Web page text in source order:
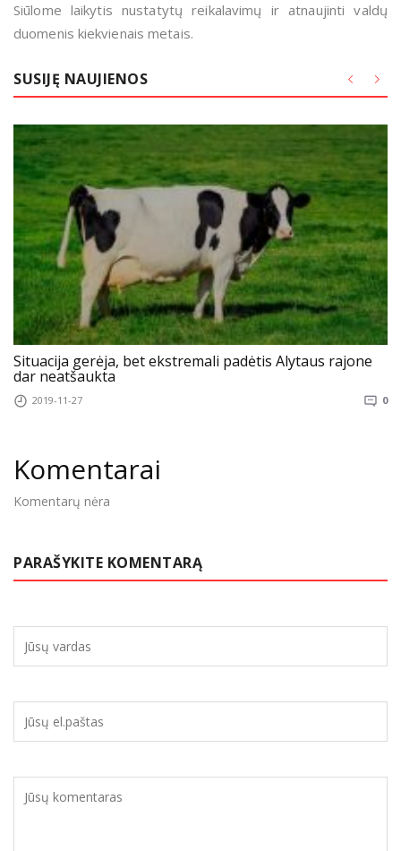
Siūlome laikytis nustatytų reikalavimų ir atnaujinti valdų
duomenis kiekvienais metais.
SUSIJĘ NAUJIENOS
Situacija gerėja, bet ekstremali padėtis Alytaus rajone
dar neatšaukta
2019-11-27 0
Komentarai
Komentarų nėra
PARAŠYKITE KOMENTARĄ